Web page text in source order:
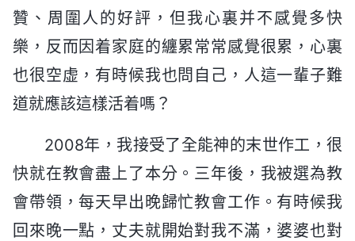
贊、周圍人的好評，但我心裏并不感覺多快
樂，反而因着家庭的纏累常常感覺很累，心裏
也很空虚，有時候我也問自己，人這一輩子難
道就應該這樣活着嗎？
2008年，我接受了全能神的末世作工，很
快就在教會盡上了本分。三年後，我被選為教
會帶領，每天早出晚歸忙教會工作。有時候我
回來晚一點，丈夫就開始對我不滿，婆婆也對